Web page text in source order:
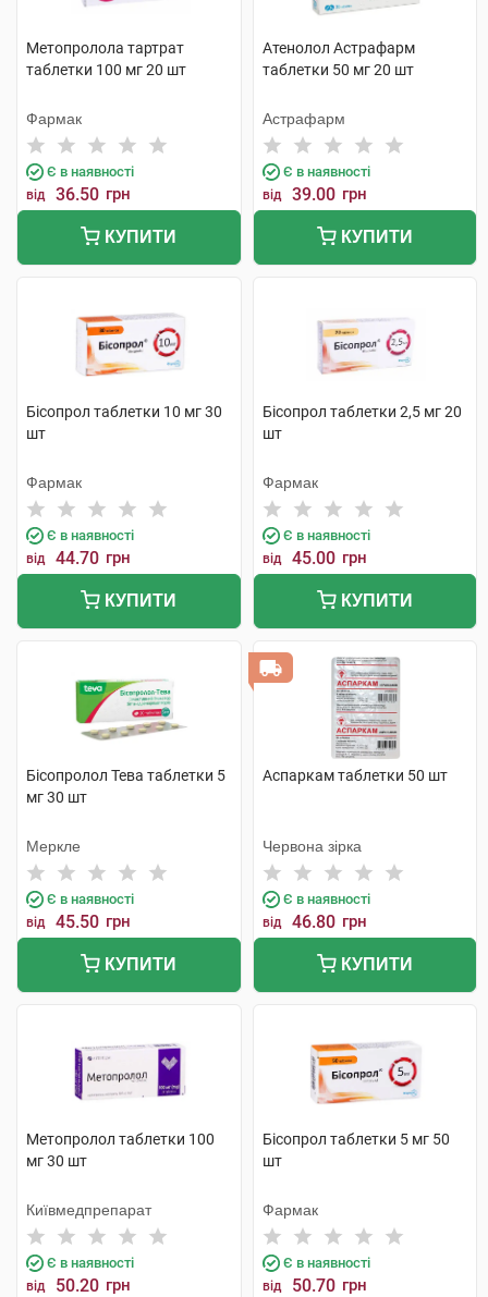
Метопролола тартрат
таблетки 100 мг 20 шт
Фармак
Є в наявності
від 36.50 грн
КУПИТИ
Атенолол Астрафарм
таблетки 50 мг 20 шт
Астрафарм
Є в наявності
від 39.00 грн
КУПИТИ
Бісопрол таблетки 10 мг 30
шт
Фармак
Є в наявності
від 44.70 грн
КУПИТИ
Бісопрол таблетки 2,5 мг 20
шт
Фармак
Є в наявності
від 45.00 грн
КУПИТИ
Бісопролол Тева таблетки 5
мг 30 шт
Меркле
Є в наявності
від 45.50 грн
КУПИТИ
Аспаркам таблетки 50 шт
Червона зірка
Є в наявності
від 46.80 грн
КУПИТИ
Метопролол таблетки 100
мг 30 шт
Київмедпрепарат
Є в наявності
від 50.20 грн
Бісопрол таблетки 5 мг 50
шт
Фармак
Є в наявності
від 50.70 грн